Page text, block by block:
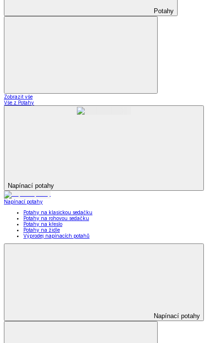
Potahy
Zobrazit vše
Vše z Potahy
Napínací potahy
Napínací potahy
Potahy na klasickou sedačku
Potahy na rohovou sedačku
Potahy na křeslo
Potahy na židle
Výprodej napínacích potahů
Napínací potahy